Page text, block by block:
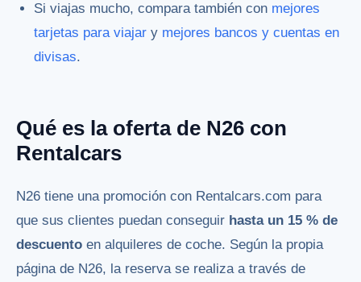
Si viajas mucho, compara también con mejores
tarjetas para viajar y mejores bancos y cuentas en
divisas.
Qué es la oferta de N26 con
Rentalcars
N26 tiene una promoción con Rentalcars.com para
que sus clientes puedan conseguir hasta un 15 % de
descuento en alquileres de coche. Según la propia
página de N26, la reserva se realiza a través de